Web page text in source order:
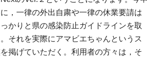
，一律の外出自粛や一律の休業要請は
かりと県の感染防止ガイドラインを取
それを実際にアマビエちゃんというス
掲げていただく。利用者の方々は，そ